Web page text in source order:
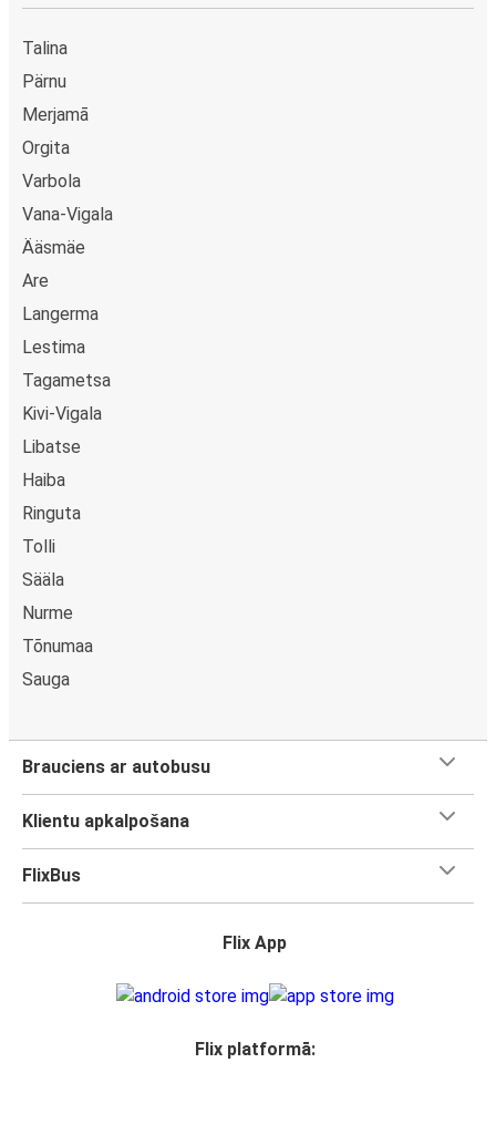
Talina
Pärnu
Merjamā
Orgita
Varbola
Vana-Vigala
Ääsmäe
Are
Langerma
Lestima
Tagametsa
Kivi-Vigala
Libatse
Haiba
Ringuta
Tolli
Sääla
Nurme
Tõnumaa
Sauga
Brauciens ar autobusu
Klientu apkalpošana
FlixBus
Flix App
Flix platformā: